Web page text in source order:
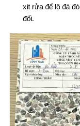
xịt rửa để lộ đá
đối.